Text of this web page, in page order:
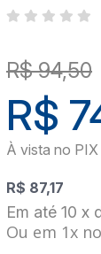
R$ 94,50
R$ 87,17
R$
10 x
Ou em 1x